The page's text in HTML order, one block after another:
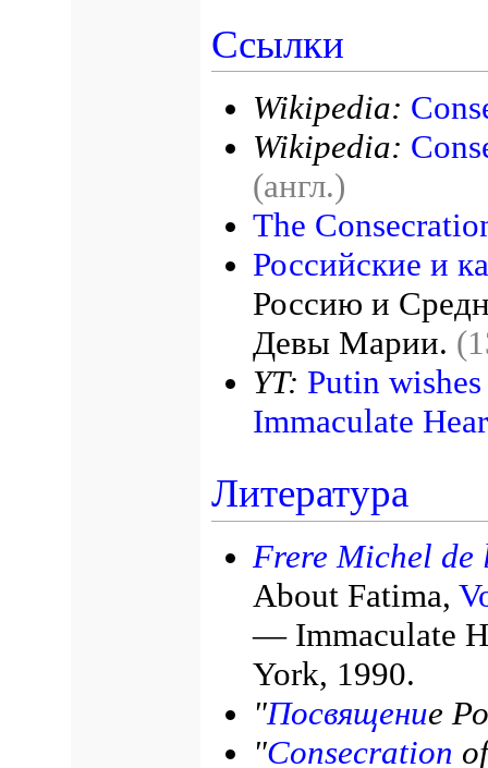
Ссылки
Wikipedia:
Wikipedia:
(англ.)
The
Российские и
Россию и
Девы Марии.
YT: Putin
Immaculate
Литература
Frere Michel de
About Fatima,
— Immaculate
York, 1990.
"Посвящение
"Consecration